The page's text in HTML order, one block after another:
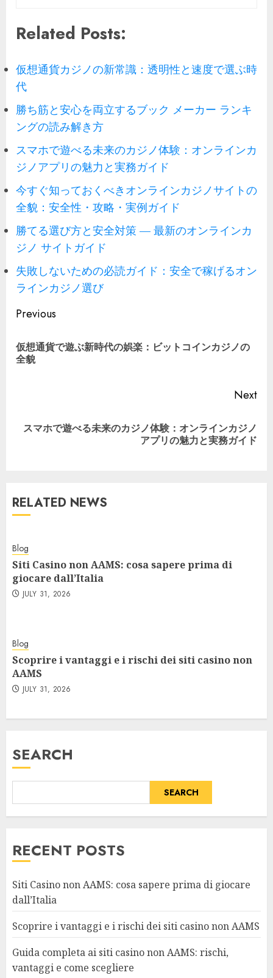
Related Posts:
仮想通貨カジノの新常識：透明性と速度で選ぶ時
代
勝ち筋と安心を両立するブック メーカー ランキ
ングの読み解き方
スマホで遊べる未来のカジノ体験：オンラインカ
ジノアプリの魅力と実務ガイド
今すぐ知っておくべきオンラインカジノサイトの
全貌：安全性・攻略・実例ガイド
勝てる選び方と安全対策 — 最新のオンラインカ
ジノ サイトガイド
失敗しないための必読ガイド：安全で稼げるオン
ラインカジノ選び
Continue
Reading
Previous
仮想通貨で遊ぶ新時代の娯楽： ビットコインカジノの
全貌
Next
Next
スマホで遊べる未来のカジノ体験：オンラインカジノ
アプリの魅力と実務ガイド
RELATED NEWS
Blog
Siti Casino non AAMS: cosa sapere prima di
giocare dall’Italia
JULY 31, 2026
Blog
Scoprire i vantaggi e i rischi dei siti casino non
AAMS
JULY 31, 2026
SEARCH
SEARCH
RECENT POSTS
Siti Casino non AAMS: cosa sapere prima di giocare
dall’Italia
Scoprire i vantaggi e i rischi dei siti casino non AAMS
Guida completa ai siti casino non AAMS: rischi,
vantaggi e come scegliere